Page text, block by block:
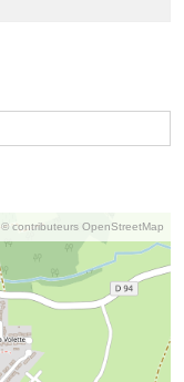
© contributeurs OpenStreetMap